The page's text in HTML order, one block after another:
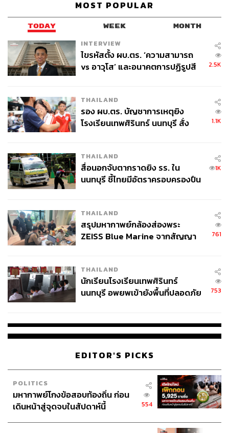
Dove UV Ferulic เป็นไลน์อัพนวัตกรรมผลิตภัณฑ์ดูแลเส้นผม
ใหม่ที่ Dove พัฒนาและคิดค้นขึ้นมาเพื่อช่วยให้ผู้บริโภคทุก
แชมพู : Dove โดฟ แชมพู เฟอรูลิก+ ยูวี รีแพร์ แอนด์
โกลว์ แดเมจ เทอราพี
คอนดิชันเนอร์บำรุง : Dove โดฟ คอนดิชันเนอร์ เฟอรู
ทรีทเม้นท์มาส์ก์ฟื้นฟูผม : Dove โดฟ เซรั่ม ทรีทเม้นท์
มาส์ก เฟอรูลิก+ ยูวี รีแพร์ แอนด์ โกลว์ แดเมจ เทอราพี
เซรั่มกันแดดผม : Dove โดฟ ไบ-เฟส เซรั่ม+ออยล์ เฟอรู
ลิก+ ยูวี รีแพร์ แอนด์ โกลว์
การใช้งานตามสูตรที่ทาง Dove แนะนำเพื่อให้เส้นผมมี
งานจากข้อ 1 ไปถึงข้อ 4 ตามลำดับได้เลย เริ่มต้นที่ ใช้แชมพู
เฟอรูลิก+ ยูวี รีแพร์ แอนด์ โกลว์ แดเมจ เทอราพี สระผม เพื่อ
ช่วยฟื้นและบำรุงผมที่เสียสะสมจากการทำร้ายของรังสียูวี ทั้ง
ยังช่วยให้ผมสวยเงางามขึ้น 8x เท่า สำหรับผมที่ถูกทำร้าย
สะสมจากรังสียูวี
MOST POPULAR
TODAY WEEK MONTH
INTERVIEW
ไขรหัสตั้ง ผบ.ตร. ‘ความสามารถ
vs อาวุโส’ และอนาคตการปฏิรูปสี
2.5K
THAILAND
รอง ผบ.ตร. บัญชาการเหตุยิง
โรงเรียนเทพศิรินทร์ นนทบุรี สั่ง
1.1K
THAILAND
สื่อนอกจับตากราดยิง รร. ใน
นนทบุรี ชี้ไทยมีอัตราครอบครองปืน
1K
THAILAND
สรุปมหากาพย์กล้องส่องพระ
ZEISS Blue Marine จากสัญญา
จ่ายหนี้-แอบระบุแบรนด์
761
THAILAND
นักเรียนโรงเรียนเทพศิรินทร์
นนทบุรี อพยพเข้ายังพื้นที่ปลอดภัย
753
EDITOR'S PICKS
POLITICS
มหากาพย์โกงข้อสอบท้องถิ่น ก่อน
เดินหน้าสู่จุดจบในสัปดาห์นี้
554